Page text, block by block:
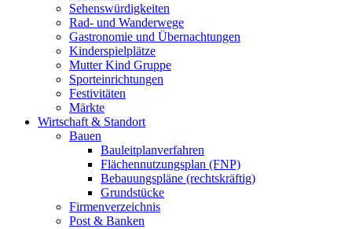
Sehenswürdigkeiten
Rad- und Wanderwege
Gastronomie und Übernachtungen
Kinderspielplätze
Mutter Kind Gruppe
Sporteinrichtungen
Festivitäten
Märkte
Wirtschaft & Standort
Bauen
Bauleitplanverfahren
Flächennutzungsplan (FNP)
Bebauungspläne (rechtskräftig)
Grundstücke
Firmenverzeichnis
Post & Banken